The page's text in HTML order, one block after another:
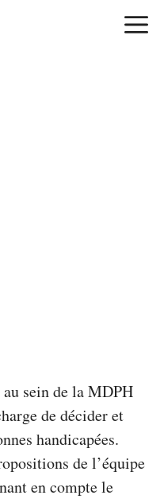
sein de la MDPH
de décider et
handicapées.
de l’équipe
en compte le